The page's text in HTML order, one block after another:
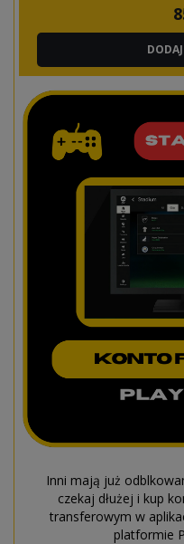
Inni mają już
czekaj dłużej i kup
transferowym w
platformie